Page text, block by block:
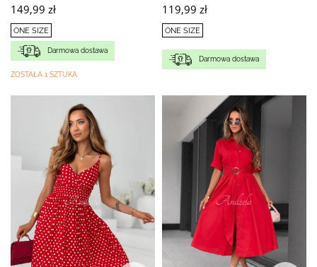
149,99 zł
ONE SIZE
Darmowa dostawa
ZOSTAŁA 1 SZTUKA
119,99 zł
ONE SIZE
Darmowa dostawa